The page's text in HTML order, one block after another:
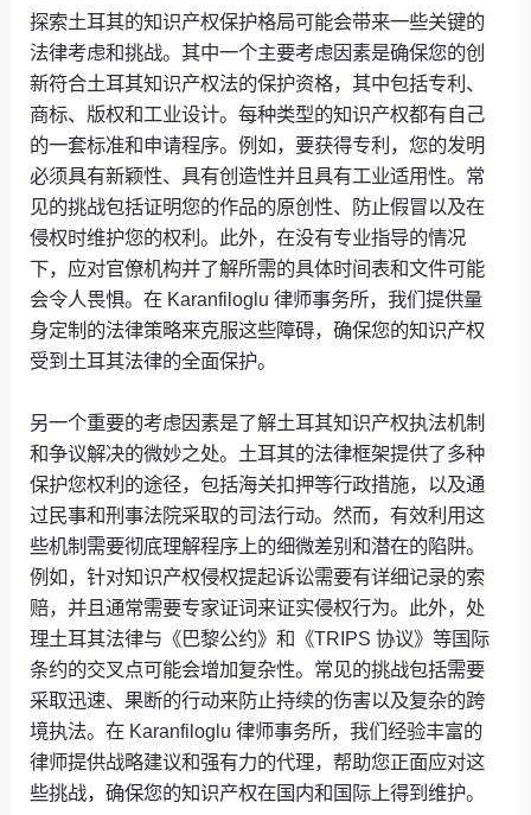
探索土耳其的知识产权保护格局可能会带来一些关键的
法律考虑和挑战。其中一个主要考虑因素是确保您的创
新符合土耳其知识产权法的保护资格，其中包括专利、
商标、版权和工业设计。每种类型的知识产权都有自己
的一套标准和申请程序。例如，要获得专利，您的发明
必须具有新颖性、具有创造性并且具有工业适用性。常
见的挑战包括证明您的作品的原创性、防止假冒以及在
侵权时维护您的权利。此外，在没有专业指导的情况
下，应对官僚机构并了解所需的具体时间表和文件可能
会令人畏惧。在 Karanfiloglu 律师事务所，我们提供量
身定制的法律策略来克服这些障碍，确保您的知识产权
受到土耳其法律的全面保护。
另一个重要的考虑因素是了解土耳其知识产权执法机制
和争议解决的微妙之处。土耳其的法律框架提供了多种
保护您权利的途径，包括海关扣押等行政措施，以及通
过民事和刑事法院采取的司法行动。然而，有效利用这
些机制需要彻底理解程序上的细微差别和潜在的陷阱。
例如，针对知识产权侵权提起诉讼需要有详细记录的索
赔，并且通常需要专家证词来证实侵权行为。此外，处
理土耳其法律与《巴黎公约》和《TRIPS 协议》等国际
条约的交叉点可能会增加复杂性。常见的挑战包括需要
采取迅速、果断的行动来防止持续的伤害以及复杂的跨
境执法。在 Karanfiloglu 律师事务所，我们经验丰富的
律师提供战略建议和强有力的代理，帮助您正面应对这
些挑战，确保您的知识产权在国内和国际上得到维护。